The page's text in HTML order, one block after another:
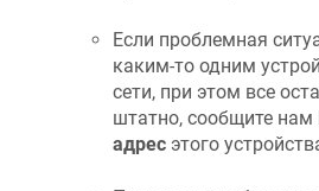
Если проблемная
каким-то одним
сети, при этом все
штатно, сообщите нам
адрес этого